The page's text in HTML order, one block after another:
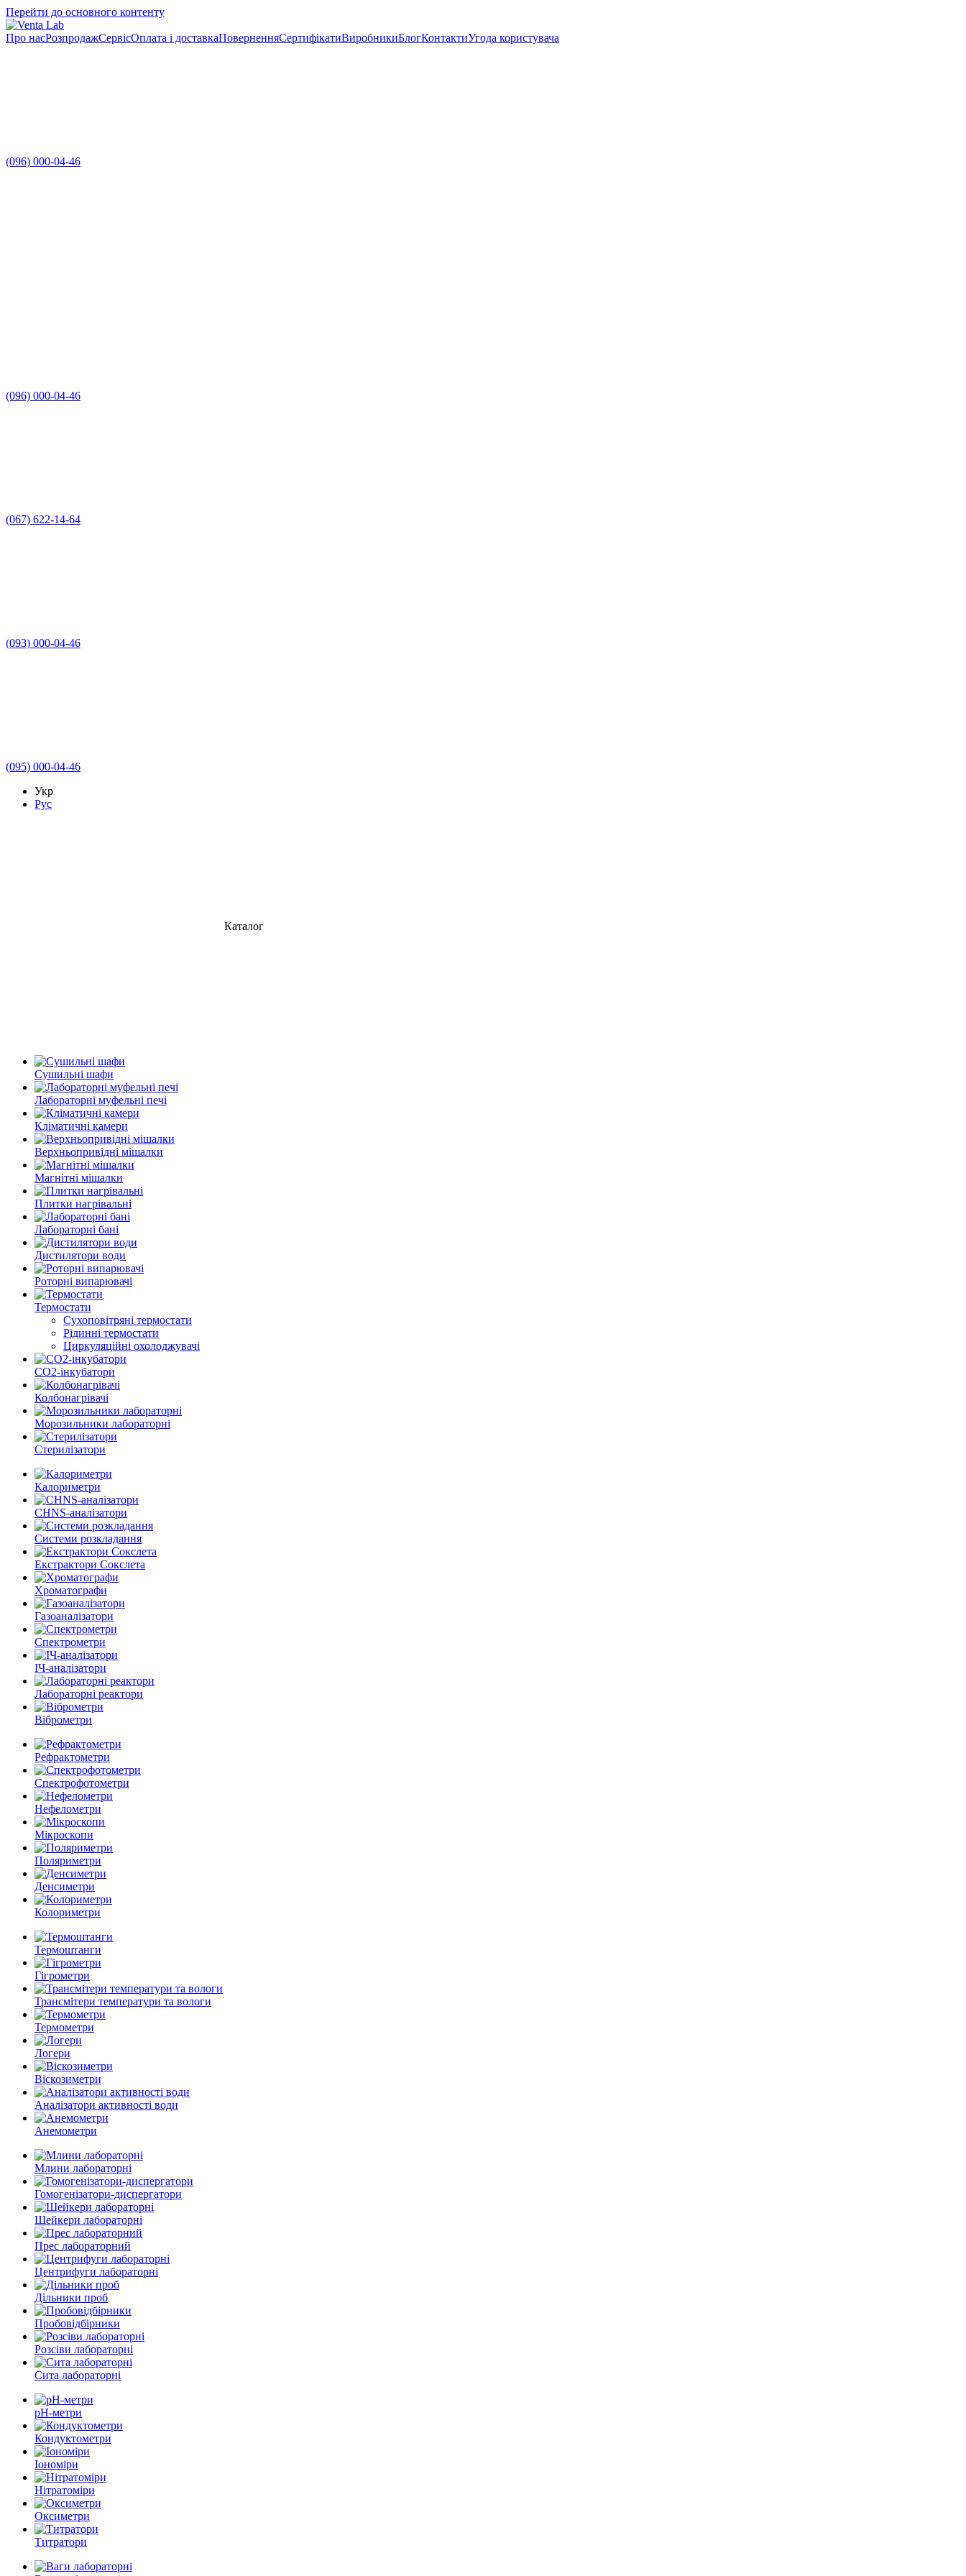
Перейти до основного контенту
Про насРозпродажСервісОплата і доставкаПоверненняСертифікатиВиробникиБлогКонтактиУгода користувача
(096) 000-04-46
(096) 000-04-46
(067) 622-14-64
(093) 000-04-46
(095) 000-04-46
Укр
Рус
Каталог
Сушильні шафи
Лабораторні муфельні печі
Кліматичні камери
Верхньопривідні мішалки
Магнітні мішалки
Плитки нагрівальні
Лабораторні бані
Дистилятори води
Роторні випарювачі
Термостати
Сухоповітряні термостати
Рідинні термостати
Циркуляційні охолоджувачі
CO2-інкубатори
Колбонагрівачі
Морозильники лабораторні
Стерилізатори
Калориметри
CHNS-аналізатори
Системи розкладання
Екстрактори Сокслета
Хроматографи
Газоаналізатори
Спектрометри
ІЧ-аналізатори
Лабораторні реактори
Віброметри
Рефрактометри
Спектрофотометри
Нефелометри
Мікроскопи
Поляриметри
Денсиметри
Колориметри
Термоштанги
Гігрометри
Трансмітери температури та вологи
Термометри
Логери
Віскозиметри
Аналізатори активності води
Анемометри
Млини лабораторні
Гомогенізатори-диспергатори
Шейкери лабораторні
Прес лабораторний
Центрифуги лабораторні
Дільники проб
Пробовідбірники
Розсіви лабораторні
Сита лабораторні
pH-метри
Кондуктометри
Іономіри
Нітратоміри
Оксиметри
Титратори